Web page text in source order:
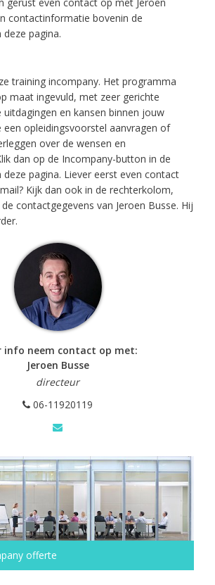
contactinformatie bovenin de
pagina.
training incompany. Het programma
maat ingevuld, met zeer gerichte
en kansen binnen jouw
een opleidingsvoorstel aanvragen of
over de wensen en
dan op de Incompany-button in de
pagina. Liever eerst even contact
Kijk dan ook in de rechterkolom,
contactgegevens van Jeroen Busse. Hij
info neem contact op met:
Jeroen Busse
directeur
06-11920119
offerte